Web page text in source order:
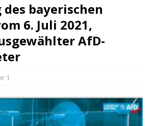
des bayerischen
6. Juli 2021,
AfD-
1